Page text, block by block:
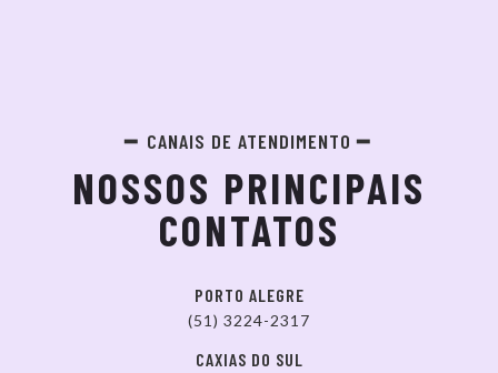
CANAIS DE ATENDIMENTO
NOSSOS PRINCIPAIS
CONTATOS
PORTO ALEGRE
(51) 3224-2317
CAXIAS DO SUL